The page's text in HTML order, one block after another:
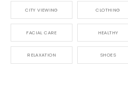
CITY VIEWING CLOTHING
FACIAL CARE HEALTHY
RELAXATION SHOES